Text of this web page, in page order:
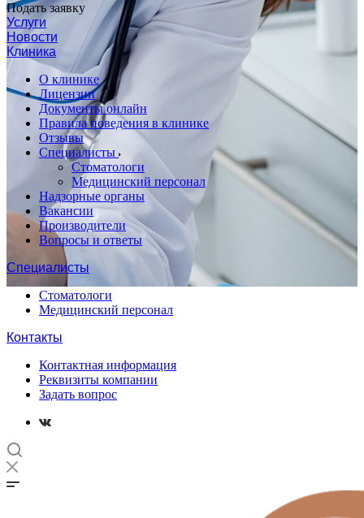
Подать заявку
Услуги
Новости
Клиника
О клинике
Лицензии
Документы онлайн
Правила поведения в клинике
Отзывы
Специалисты
Стоматологи
Медицинский персонал
Надзорные органы
Вакансии
Производители
Вопросы и ответы
Специалисты
Стоматологи
Медицинский персонал
Контакты
Контактная информация
Реквизиты компании
Задать вопрос